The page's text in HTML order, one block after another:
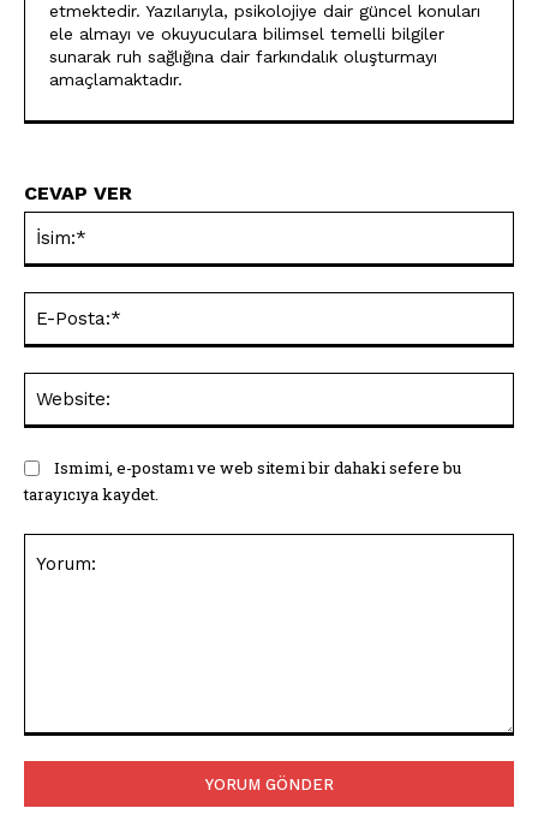
etmektedir. Yazılarıyla, psikolojiye dair güncel konuları
ele almayı ve okuyuculara bilimsel temelli bilgiler
sunarak ruh sağlığına dair farkındalık oluşturmayı
amaçlamaktadır.
CEVAP VER
Ismimi, e-postamı ve web sitemi bir dahaki sefere bu
tarayıcıya kaydet.